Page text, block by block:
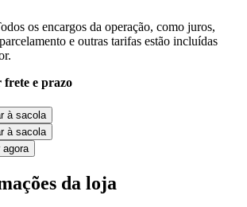
os encargos da operação, como juros,
e outras tarifas estão incluídas
frete e prazo
à sacola
à sacola
agora
da loja